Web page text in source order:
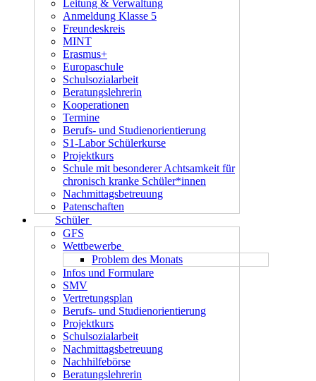
Leitung & Verwaltung
Anmeldung Klasse 5
Freundeskreis
MINT
Erasmus+
Europaschule
Schulsozialarbeit
Beratungslehrerin
Kooperationen
Termine
Berufs- und Studienorientierung
S1-Labor Schülerkurse
Projektkurs
Schule mit besonderer Achtsamkeit für
chronisch kranke Schüler*innen
Nachmittagsbetreuung
Patenschaften
Schüler
GFS
Wettbewerbe
Problem des Monats
Infos und Formulare
SMV
Vertretungsplan
Berufs- und Studienorientierung
Projektkurs
Schulsozialarbeit
Nachmittagsbetreuung
Nachhilfebörse
Beratungslehrerin